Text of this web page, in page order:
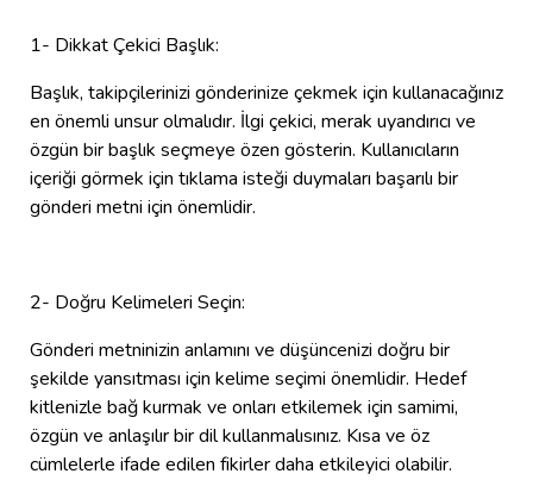
1- Dikkat Çekici Başlık:
Başlık, takipçilerinizi gönderinize çekmek için kullanacağınız
en önemli unsur olmalıdır. İlgi çekici, merak uyandırıcı ve
özgün bir başlık seçmeye özen gösterin. Kullanıcıların
içeriği görmek için tıklama isteği duymaları başarılı bir
gönderi metni için önemlidir.
2- Doğru Kelimeleri Seçin:
Gönderi metninizin anlamını ve düşüncenizi doğru bir
şekilde yansıtması için kelime seçimi önemlidir. Hedef
kitlenizle bağ kurmak ve onları etkilemek için samimi,
özgün ve anlaşılır bir dil kullanmalısınız. Kısa ve öz
cümlelerle ifade edilen fikirler daha etkileyici olabilir.